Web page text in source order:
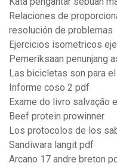
Relaciones de
resolución de problemas
Ejercicios isometricos
Pemeriksaan penunjang
Las bicicletas son para
Informe coso 2 pdf
Exame do livro salvação
Beef protein prowinner
Los protocolos de los
Sandiwara langit pdf
Arcano 17 andre breton